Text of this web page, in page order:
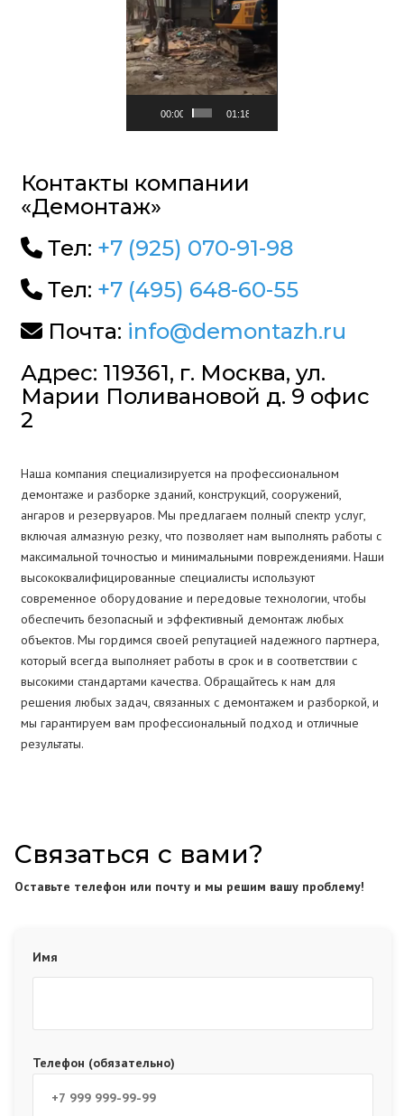
00:00 01:18
Контакты компании
«Демонтаж»
Тел: +7 (925) 070-91-98
Тел: +7 (495) 648-60-55
Почта: info@demontazh.ru
Адрес: 119361, г. Москва, ул.
Марии Поливановой д. 9 офис
2
Наша компания специализируется на профессиональном
демонтаже и разборке зданий, конструкций, сооружений,
ангаров и резервуаров. Мы предлагаем полный спектр услуг,
включая алмазную резку, что позволяет нам выполнять работы с
максимальной точностью и минимальными повреждениями. Наши
высококвалифицированные специалисты используют
современное оборудование и передовые технологии, чтобы
обеспечить безопасный и эффективный демонтаж любых
объектов. Мы гордимся своей репутацией надежного партнера,
который всегда выполняет работы в срок и в соответствии с
высокими стандартами качества. Обращайтесь к нам для
решения любых задач, связанных с демонтажем и разборкой, и
мы гарантируем вам профессиональный подход и отличные
результаты.
Связаться с вами?
Оставьте телефон или почту и мы решим вашу проблему!
Имя
Телефон (обязательно)